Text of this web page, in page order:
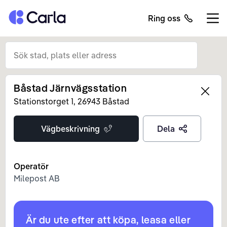
Tillbaka till startsidan Ring oss
Left
Båstad Järnvägsstation
Stationstorget 1, 26943 Båstad
Vägbeskrivning Dela
Operatör
Milepost AB
Är du ute efter att köpa, leasa eller